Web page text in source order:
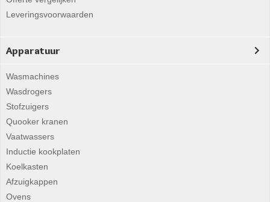
Leveringsvoorwaarden
Apparatuur
Wasmachines
Wasdrogers
Stofzuigers
Quooker kranen
Vaatwassers
Inductie kookplaten
Koelkasten
Afzuigkappen
Ovens